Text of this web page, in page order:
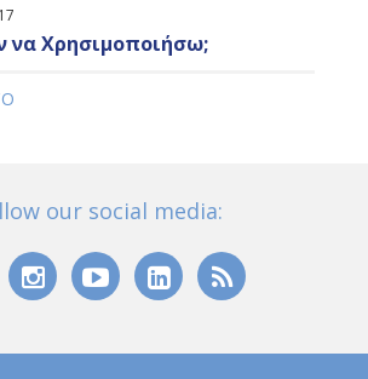
να Χρησιμοποιήσω;
our social media: